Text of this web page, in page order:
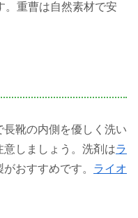
。重曹は自然素材で安
靴の内側を優しく洗い
意しましょう。洗剤はラ
おすすめです。 ライオ